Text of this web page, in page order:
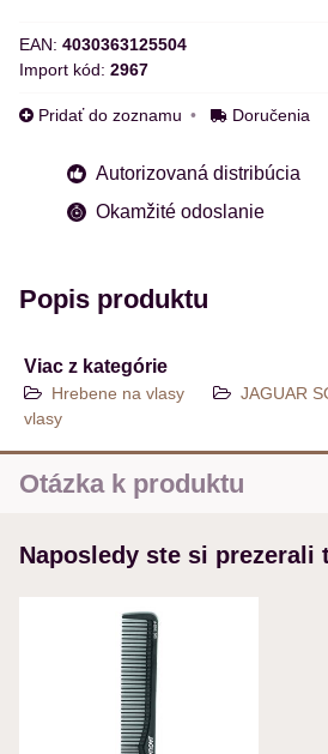
EAN: 4030363125504
Import kód: 2967
Pridať do zoznamu Doručenia
Autorizovaná distribúcia
Okamžité odoslanie
Popis produktu
Viac z kategórie
Hrebene na vlasy
JAGUAR
vlasy
Otázka k produktu
MENO
VAŠA OTÁZKA K PRODUKTU
Naposledy ste si prezerali